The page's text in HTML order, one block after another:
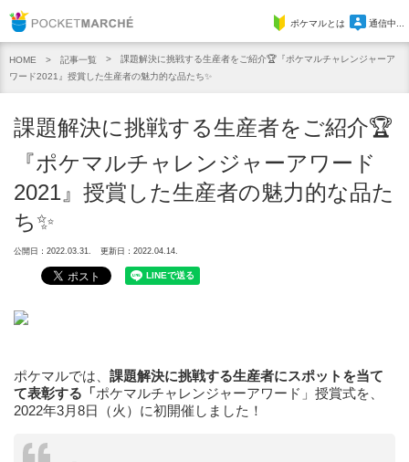
Pocket Marcheポケマルとは 通信中...
HOME 記事一覧
課題解決に挑戦する生産者をご紹介🏆『ポケマルチャレンジャーア
ワード2021』授賞した生産者の魅力的な品たち✨
課題解決に挑戦する生産者をご紹介🏆
『ポケマルチャレンジャーアワード
2021』授賞した生産者の魅力的な品た
ち✨
公開日：2022.03.31. 更新日：2022.04.14.
ポケマルでは、 課題解決に挑戦する生産者にスポットを当て
て表彰する「ポケマルチャレンジャーアワード」授賞式を、
2022年3月8日（火）に初開催しました！